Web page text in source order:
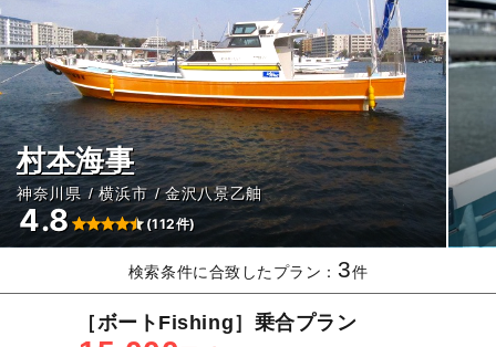
村本海事
神奈川県 横浜市 金沢八景乙舳
4.8 (112件)
検索条件に合致したプラン： 3件
［ボートFishing］乗合プラン